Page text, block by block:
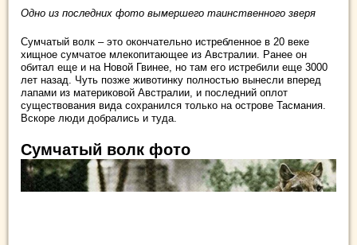
Одно из последних фото вымершего таинственного зверя
Сумчатый волк – это окончательно истребленное в 20 веке
хищное сумчатое млекопитающее из Австралии. Ранее он
обитал еще и на Новой Гвинее, но там его истребили еще 3000
лет назад. Чуть позже животинку полностью вынесли вперед
лапами из материковой Австралии, и последний оплот
существования вида сохранился только на острове Тасмания.
Вскоре люди добрались и туда.
Сумчатый волк фото